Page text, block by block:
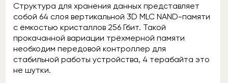
Структура для хранения данных представляет
собой 64 слоя вертикальной 3D MLC NAND-памяти
с ёмкостью кристаллов 256 Гбит. Такой
прокачанной вариации трёхмерной памяти
необходим передовой контроллер для
стабильной работы устройства, 4 терабайта это
не шутки.